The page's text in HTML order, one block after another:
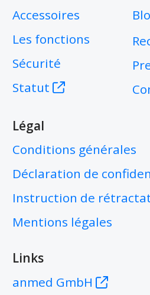
Accessoires
Les fonctions
Sécurité
Statut
Légal
Conditions générales
Déclaration de
Instruction de
Mentions légales
Links
anmed GmbH